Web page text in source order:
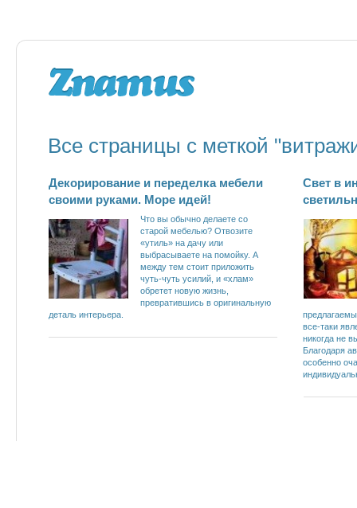
Все страницы с меткой
Декорирование и переделка мебели
своими руками. Море идей!
Что вы обычно делаете со
старой мебелью? Отвозите
«утиль» на дачу или
выбрасываете на помойку. А
между тем стоит приложить
чуть-чуть усилий, и «хлам»
обретет новую жизнь,
превратившись в оригинальную
деталь интерьера.
Свет в
все-таки
никогда не
Благодаря
особенно